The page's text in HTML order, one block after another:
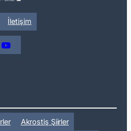
İletişim
Akrostiş Şiirler